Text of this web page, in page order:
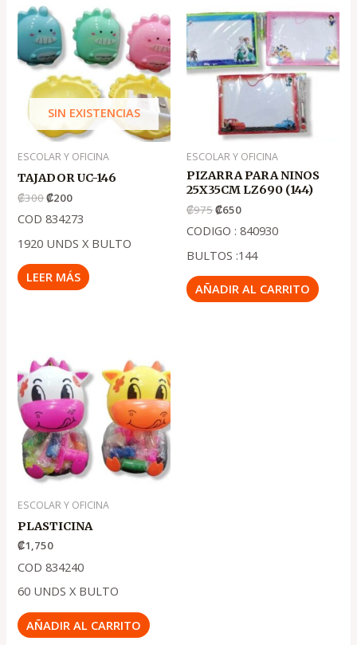
SIN EXISTENCIAS
ESCOLAR Y OFICINA
TAJADOR UC-146
₡300
precio
original
era:
.
₡300
₡200
precio
actual
es:
.
₡200
COD 834273
1920 UNDS X BULTO
LEER MÁS
ESCOLAR Y OFICINA
PIZARRA PARA NINOS
25X35CM LZ690 (144)
₡975
precio
original
era:
₡975
₡650
precio
actual
es:
.
₡650
CODIGO : 840930
BULTOS :144
AÑADIR AL CARRITO
ESCOLAR Y OFICINA
PLASTICINA
₡1,750
COD 834240
60 UNDS X BULTO
AÑADIR AL CARRITO